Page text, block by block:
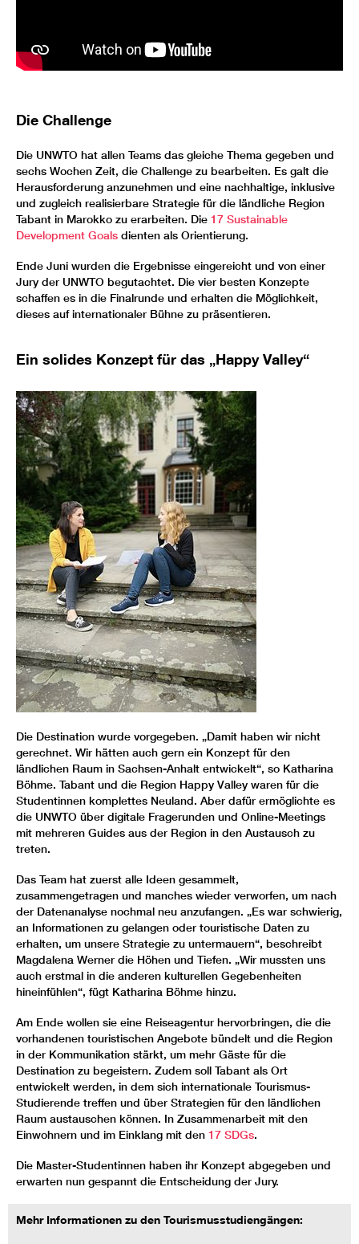
Die Challenge
Die UNWTO hat allen Teams das gleiche Thema gegeben und
sechs Wochen Zeit, die Challenge zu bearbeiten. Es galt die
Herausforderung anzunehmen und eine nachhaltige, inklusive
und zugleich realisierbare Strategie für die ländliche Region
Tabant in Marokko zu erarbeiten. Die 17 Sustainable
Development Goals dienten als Orientierung.
Ende Juni wurden die Ergebnisse eingereicht und von einer
Jury der UNWTO begutachtet. Die vier besten Konzepte
schaffen es in die Finalrunde und erhalten die Möglichkeit,
dieses auf internationaler Bühne zu präsentieren.
Ein solides Konzept für das „Happy Valley“
Die Destination wurde vorgegeben. „Damit haben wir nicht
gerechnet. Wir hätten auch gern ein Konzept für den
ländlichen Raum in Sachsen-Anhalt entwickelt“, so Katharina
Böhme. Tabant und die Region Happy Valley waren für die
Studentinnen komplettes Neuland. Aber dafür ermöglichte es
die UNWTO über digitale Fragerunden und Online-Meetings
mit mehreren Guides aus der Region in den Austausch zu
treten.
Das Team hat zuerst alle Ideen gesammelt,
zusammengetragen und manches wieder verworfen, um nach
der Datenanalyse nochmal neu anzufangen. „Es war schwierig,
an Informationen zu gelangen oder touristische Daten zu
erhalten, um unsere Strategie zu untermauern“, beschreibt
Magdalena Werner die Höhen und Tiefen. „Wir mussten uns
auch erstmal in die anderen kulturellen Gegebenheiten
hineinfühlen“, fügt Katharina Böhme hinzu.
Am Ende wollen sie eine Reiseagentur hervorbringen, die die
vorhandenen touristischen Angebote bündelt und die Region
in der Kommunikation stärkt, um mehr Gäste für die
Destination zu begeistern. Zudem soll Tabant als Ort
entwickelt werden, in dem sich internationale Tourismus-
Studierende treffen und über Strategien für den ländlichen
Raum austauschen können. In Zusammenarbeit mit den
Einwohnern und im Einklang mit den 17 SDGs.
Die Master-Studentinnen haben ihr Konzept abgegeben und
erwarten nun gespannt die Entscheidung der Jury.
Mehr Informationen zu den Tourismusstudiengängen: